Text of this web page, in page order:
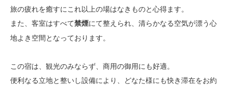
旅の疲れを癒すにこれ以上の場はなきものと心得ます。
また、客室はすべて禁煙にて整えられ、清らかなる空気が漂う心
地よき空間となっております。
この宿は、観光のみならず、商用の御用にも好適。
便利なる立地と整いし設備により、どなた様にも快き滞在をお約